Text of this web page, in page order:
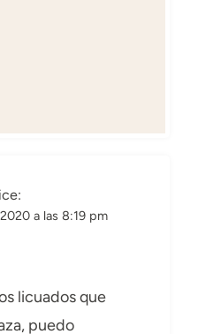
a las 8:19 pm
licuados que
puedo